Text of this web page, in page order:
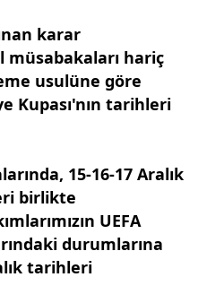
karar
hariç
usulüne göre
Kupası'nın tarihleri
15-16-17 Aralık
birlikte
UEFA
durumlarına
tarihleri